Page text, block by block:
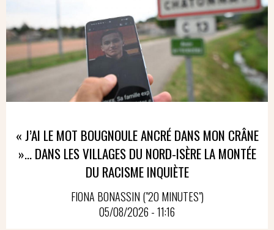
« J’AI LE MOT BOUGNOULE ANCRÉ DANS MON CRÂNE
»… DANS LES VILLAGES DU NORD-ISÈRE LA MONTÉE
DU RACISME INQUIÈTE
FIONA BONASSIN ("20 MINUTES")
05/08/2026 - 11:16